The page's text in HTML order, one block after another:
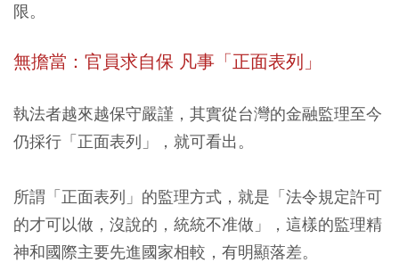
限。
無擔當：官員求自保 凡事「正面表列」
執法者越來越保守嚴謹，其實從台灣的金融監理至今
仍採行「正面表列」，就可看出。
所謂「正面表列」的監理方式，就是「法令規定許可
的才可以做，沒說的，統統不准做」，這樣的監理精
神和國際主要先進國家相較，有明顯落差。